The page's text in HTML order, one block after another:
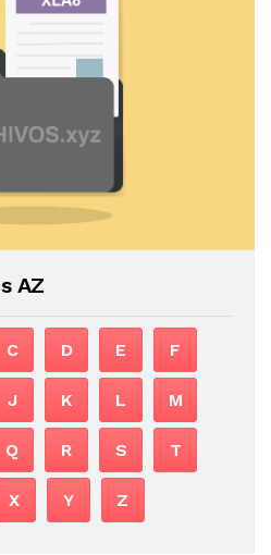
AZ
C D E F
J K L M
Q R S T
X Y Z